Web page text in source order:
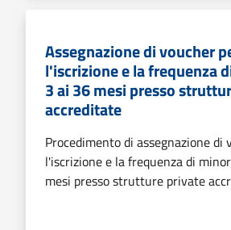
Assegnazione di voucher
l'iscrizione e la frequenza
3 ai 36 mesi presso
accreditate
Procedimento di assegnazione di
l'iscrizione e la frequenza di
mesi presso strutture private